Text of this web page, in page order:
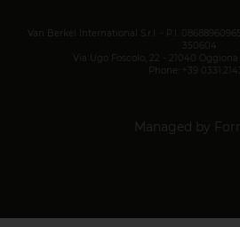
Van Berkel International S.r.l. - P.I. 08688960965
350604
Via Ugo Foscolo, 22 - 21040 Oggiona
Phone: +39
Managed by